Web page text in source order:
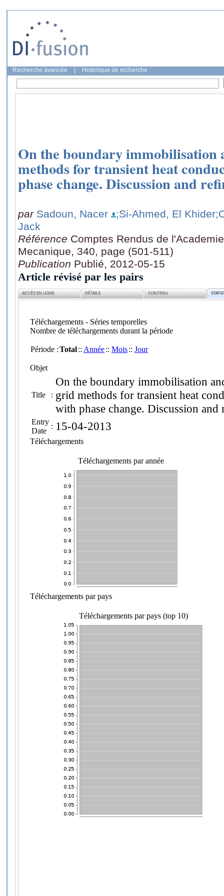
Recherche avancée Historique de recherche
On the boundary immobilisation
methods for transient heat
phase change. Discussion and
par Sadoun, Nacer ;Si-Ahmed, El Khider
Jack
Référence Comptes Rendus de
Mecanique, 340, page (501-511)
Publication Publié, 2012-05-15
Article révisé par les pairs
ACCÈS EN LIGNE DÉTAILS CONTENU